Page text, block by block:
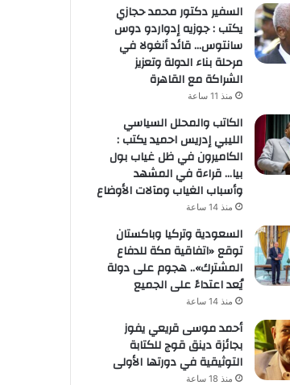
السفير دكتور محمد حجازي
يكتب : جوزيه إدواردو دوس
سانتوس… قائد أنغولا في
مرحلة بناء الدولة وتعزيز
الشراكة مع القاهرة
منذ 11 ساعة
الكاتب والمحلل السياسي
الليبي إدريس احميد يكتب :
الكاميرون في ظل غياب بول
بيا… قراءة في المشهد
وأسباب الغياب ومآلات الأوضاع
منذ 14 ساعة
السعودية وتركيا وباكستان
توقع «اتفاقية مكة للدفاع
المشترك».. هجوم على دولة
يُعد اعتداءً على الجميع
منذ 14 ساعة
أحمد موسى قريعي يفوز
بجائزة دينق قوج للكتابة
التوثيقية في دورتها الأولى
منذ 18 ساعة